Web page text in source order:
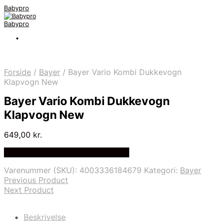
Babypro
Babypro
Forside / Bayer / Bayer Vario Kombi Dukkevogn
Klapvogn New
Bayer Vario Kombi Dukkevogn
Klapvogn New
649,00 kr.
Varenummer (SKU): 4003336184679 Kategori: Bayer
Previous Product
Next Product
Beskrivelse